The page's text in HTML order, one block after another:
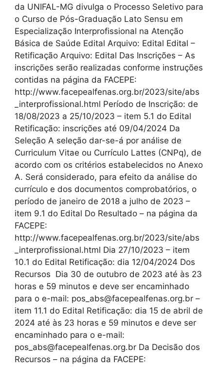
da UNIFAL-MG divulga o Processo Seletivo para
o Curso de Pós-Graduação Lato Sensu em
Especialização Interprofissional na Atenção
Básica de Saúde Edital Arquivo: Edital Edital –
Retificação Arquivo: Edital Das Inscrições – As
inscrições serão realizadas conforme instruções
contidas na página da FACEPE:
http://www.facepealfenas.org.br/2023/site/abs
_interprofissional.html Período de Inscrição: de
18/08/2023 a 25/10/2023 – item 5.1 do Edital
Retificação: inscrições até 09/04/2024 Da
Seleção A seleção dar-se-á por análise de
Curriculum Vitae ou Currículo Lattes (CNPq), de
acordo com os critérios estabelecidos no Anexo
A. Será considerado, para efeito da análise do
currículo e dos documentos comprobatórios, o
período de janeiro de 2018 a julho de 2023 –
item 9.1 do Edital Do Resultado – na página da
FACEPE:
http://www.facepealfenas.org.br/2023/site/abs
_interprofissional.html Dia 27/10/2023 – item
10.1 do Edital Retificação: dia 12/04/2024 Dos
Recursos Dia 30 de outubro de 2023 até às 23
horas e 59 minutos e deve ser encaminhado
para o e-mail: pos_abs@facepealfenas.org.br –
item 11.1 do Edital Retificação: dia 15 de abril de
2024 até às 23 horas e 59 minutos e deve ser
encaminhado para o e-mail:
pos_abs@facepealfenas.org.br Da Decisão dos
Recursos – na página da FACEPE: